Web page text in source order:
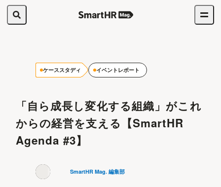
ケーススタディ イベントレポート
「自ら成長し変化する組織」がこれ
からの経営を支える【SmartHR
Agenda #3】
SmartHR Mag. 編集部